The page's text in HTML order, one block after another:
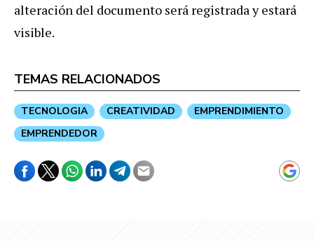
alteración del documento será registrada y estará
visible.
TEMAS RELACIONADOS
TECNOLOGIA CREATIVIDAD
EMPRENDIMIENTO
EMPRENDEDOR